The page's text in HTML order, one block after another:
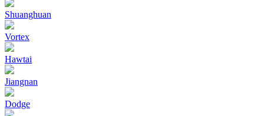
Shuanghuan
Vortex
Hawtai
Jiangnan
Dodge